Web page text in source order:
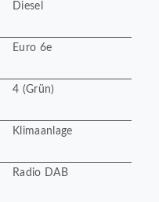
Diesel
Euro 6e
4 (Grün)
Klimaanlage
Radio DAB